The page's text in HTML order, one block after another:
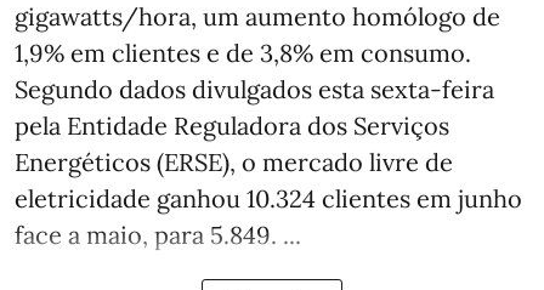
gigawatts/hora, um aumento homólogo de
1,9% em clientes e de 3,8% em consumo.
Segundo dados divulgados esta sexta-feira
pela Entidade Reguladora dos Serviços
Energéticos (ERSE), o mercado livre de
eletricidade ganhou 10.324 clientes em junho
face a maio, para 5.849. ...